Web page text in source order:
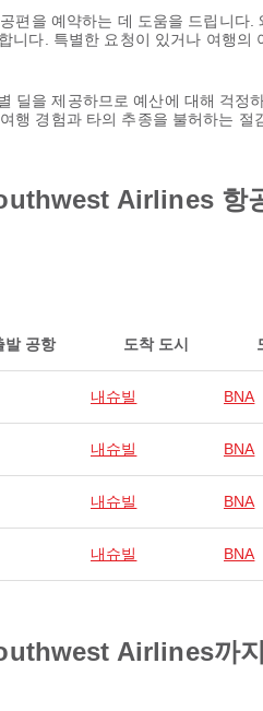
편을 예약하는 데 도움을 드립니다.
다. 특별한 요청이 있거나 여행의
딜을 제공하므로 예산에 대해 걱정
행 경험과 타의 추종을 불허하는 절
Airlines 항
발 공항 도착 도시
내슈빌 BNA
내슈빌 BNA
내슈빌 BNA
내슈빌 BNA
Airlines까